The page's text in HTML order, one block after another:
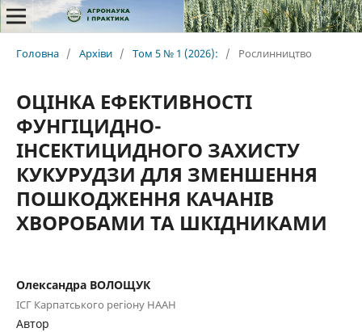
Головна / Архіви / Том 5 № 1 (2026): / Рослинництво
ОЦІНКА ЕФЕКТИВНОСТІ
ФУНГІЦИДНО-
ІНСЕКТИЦИДНОГО ЗАХИСТУ
КУКУРУДЗИ ДЛЯ ЗМЕНШЕННЯ
ПОШКОДЖЕННЯ КАЧАНІВ
ХВОРОБАМИ ТА ШКІДНИКАМИ
Олександра ВОЛОЩУК
ІСГ Карпатського регіону НААН
Автор